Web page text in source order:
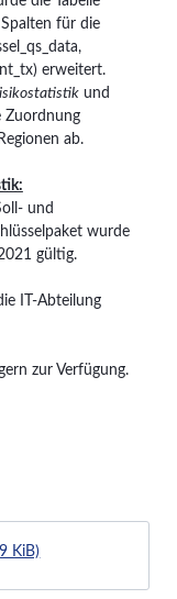
für die
erweitert.
und
Zuordnung
ab.
und
wurde
gültig.
IT-Abteilung
zur Verfügung.
KiB)